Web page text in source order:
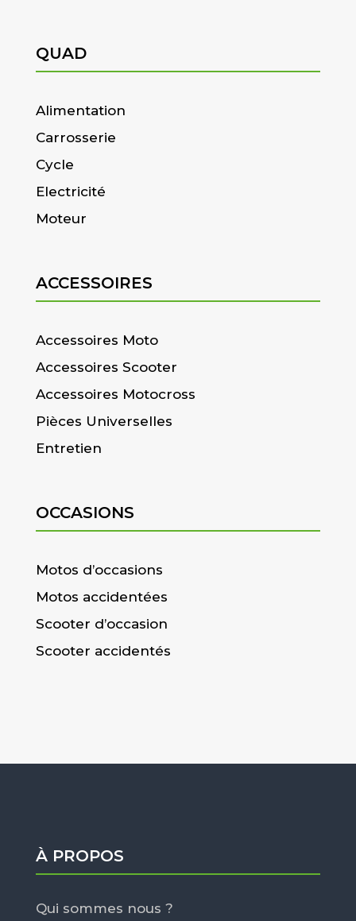
QUAD
Alimentation
Carrosserie
Cycle
Electricité
Moteur
ACCESSOIRES
Accessoires Moto
Accessoires Scooter
Accessoires Motocross
Pièces Universelles
Entretien
OCCASIONS
Motos d’occasions
Motos accidentées
Scooter d’occasion
Scooter accidentés
À PROPOS
Qui sommes nous ?